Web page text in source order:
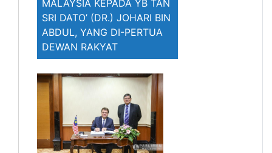
MALAYSIA KEPADA YB TAN
SRI DATO’ (DR.) JOHARI BIN
ABDUL, YANG DI-PERTUA
DEWAN RAKYAT